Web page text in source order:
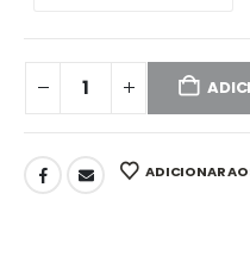
ADICIONAR